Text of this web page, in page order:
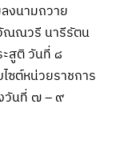
งนามถวาย
ณณวรี นารีรัตน
สูติ วันที่ ๘
ซต์หน่วยราชการ
วันที่ ๗ – ๙